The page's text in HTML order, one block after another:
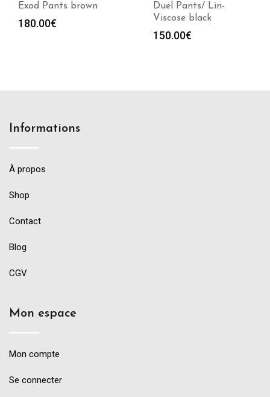
Exod Pants brown
180.00€
Duel Pants/ Lin-
Viscose black
150.00€
Informations
À propos
Shop
Contact
Blog
CGV
Mon espace
Mon compte
Se connecter